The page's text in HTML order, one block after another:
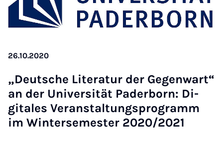
26.10.2020
„Deutsche Lit­er­at­ur der Ge­g­en­wart“
an der Uni­versität Pader­born: Di­
gitales Ver­an­stal­tung­s­pro­gramm
im Win­tersemester 2020/2021